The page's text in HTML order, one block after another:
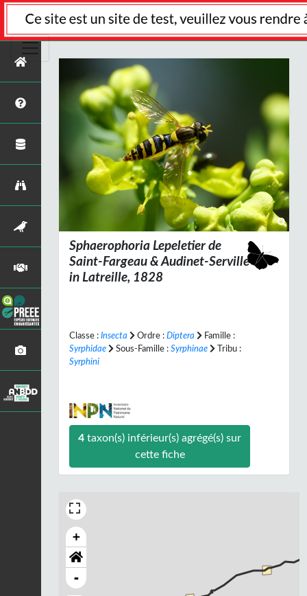
Sphaerophoria Lepeletier de
Saint-Fargeau & Audinet-Serville
in Latreille, 1828
Classe : Insecta Ordre : Diptera
Famille :
Syrphidae
Sous-Famille : Syrphinae
Tribu :
Syrphini
4taxon(s) inférieur(s) agrégé(s) sur
cette fiche
+
-